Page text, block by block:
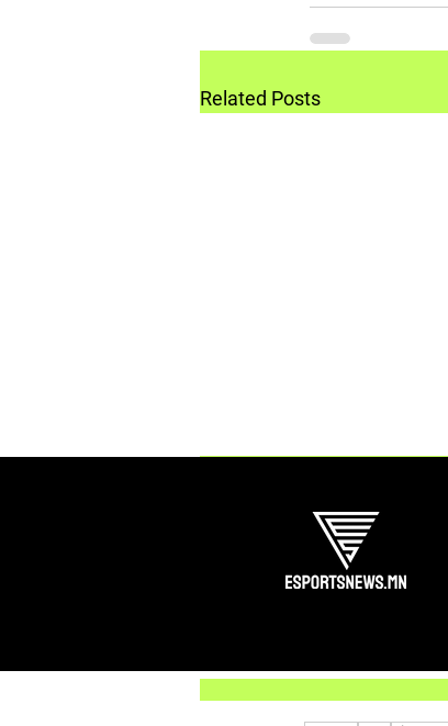
Related Posts
Redd+E – Asian
League 2025-ын албан
медиа түншээр